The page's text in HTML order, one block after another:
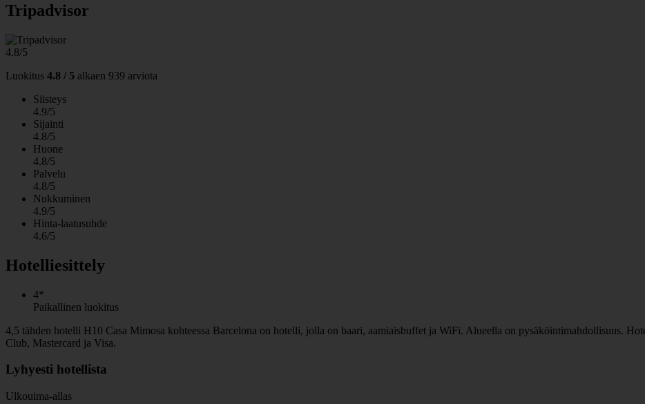
Tripadvisor
4.8/5
Luokitus 4.8 / 5 alkaen 939 arviota
Siisteys
4.9/5
Sijainti
4.8/5
Huone
4.8/5
Palvelu
4.8/5
Nukkuminen
4.9/5
Hinta-laatusuhde
4.6/5
Hotelliesittely
4*
Paikallinen luokitus
4,5 tähden hotelli H10 Casa Mimosa kohteessa Barcelona on hotelli, jolla on baari, aamiaisbuffet ja WiFi. Alueella on pysäköintimahdollisuus.
Club, Mastercard ja Visa.
Lyhyesti hotellista
Ulkouima-allas